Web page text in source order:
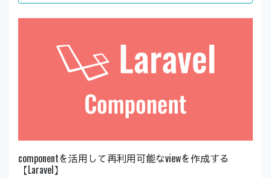
componentを活用して再利用可能なviewを作成する
【Laravel】